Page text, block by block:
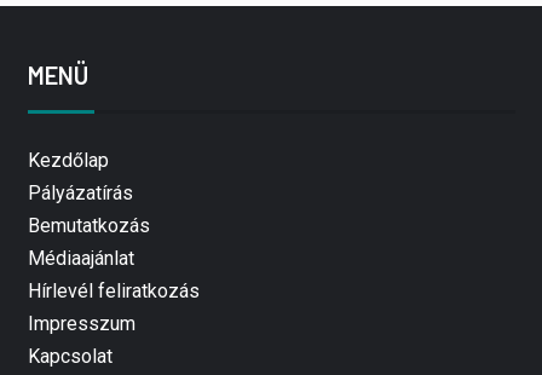
MENÜ
Kezdőlap
Pályázatírás
Bemutatkozás
Médiaajánlat
Hírlevél feliratkozás
Impresszum
Kapcsolat